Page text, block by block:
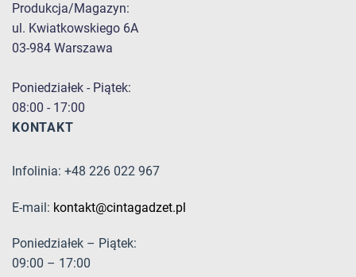
Produkcja/Magazyn:
ul. Kwiatkowskiego 6A
03-984 Warszawa
Poniedziałek - Piątek:
08:00 - 17:00
KONTAKT
Infolinia: +48 226 022 967
E-mail: kontakt@cintagadzet.pl
Poniedziałek – Piątek:
09:00 – 17:00